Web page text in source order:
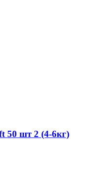
50 шт 2 (4-6кг)